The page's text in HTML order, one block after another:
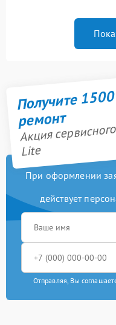
Получите
ремонт
Акция
Lite
При оформлении
действует
Отправляя, Вы